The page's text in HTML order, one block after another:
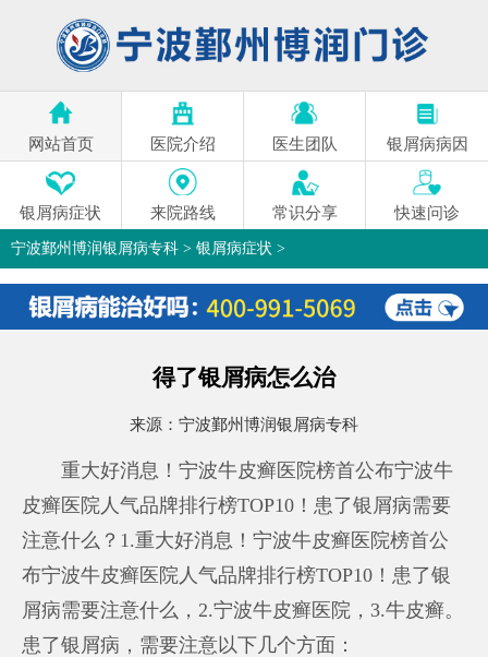
网站首页 医院介绍 医生团队 银屑病病因
银屑病症状 来院路线 常识分享 快速问诊
宁波鄞州博润银屑病专科 > 银屑病症状 >
得了银屑病怎么治
来源： 宁波鄞州博润银屑病专科
重大好消息！宁波牛皮癣医院榜首公布宁波牛
皮癣医院人气品牌排行榜TOP10！患了银屑病需要
注意什么？1.重大好消息！宁波牛皮癣医院榜首公
布宁波牛皮癣医院人气品牌排行榜TOP10！患了银
屑病需要注意什么，2.宁波牛皮癣医院，3.牛皮癣。
患了银屑病，需要注意以下几个方面：